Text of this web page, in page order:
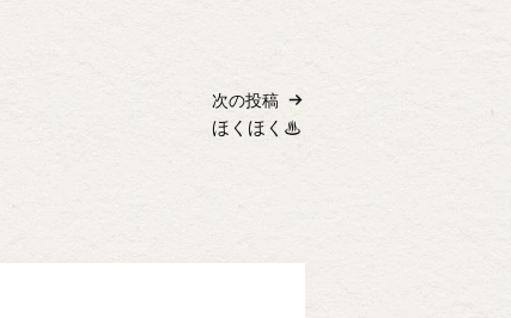
次の投稿
ほくほく♨